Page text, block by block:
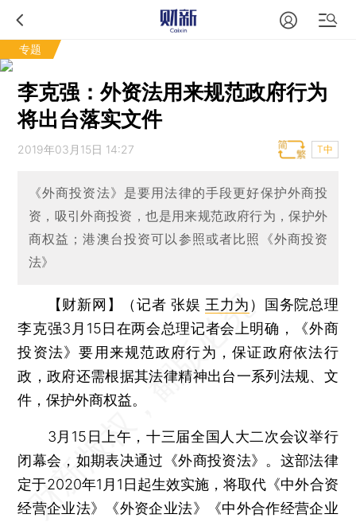
专题
李克强：外资法用来规范政府行为
将出台落实文件
2019年03月15日 14:27 T中
《外商投资法》是要用法律的手段更好保护外商投
资，吸引外商投资，也是用来规范政府行为，保护外
商权益；港澳台投资可以参照或者比照《外商投资
法》
【财新网】（记者 张娱 王力为 ）
国务院总理
李克强3月15日在两会总理记者会上明确，《外商
投资法》要用来规范政府行为，保证政府依法行
政，政府还需根据其法律精神出台一系列法规、文
件，保护外商权益。
3月15日上午，十三届全国人大二次会议举行
闭幕会，如期表决通过《外商投资法》。这部法律
定于2020年1月1日起生效实施，将取代《中外合资
经营企业法》《外资企业法》《中外合作经营企业